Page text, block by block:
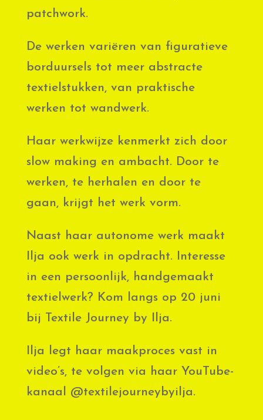
patchwork.
De werken variëren van figuratieve
borduursels tot meer abstracte
textielstukken, van praktische
werken tot wandwerk.
Haar werkwijze kenmerkt zich door
slow making en ambacht. Door te
werken, te herhalen en door te
gaan, krijgt het werk vorm.
Naast haar autonome werk maakt
Ilja ook werk in opdracht. Interesse
in een persoonlijk, handgemaakt
textielwerk? Kom langs op 20 juni
bij Textile Journey by Ilja.
Ilja legt haar maakproces vast in
video’s, te volgen via haar YouTube-
kanaal @textilejourneybyilja.